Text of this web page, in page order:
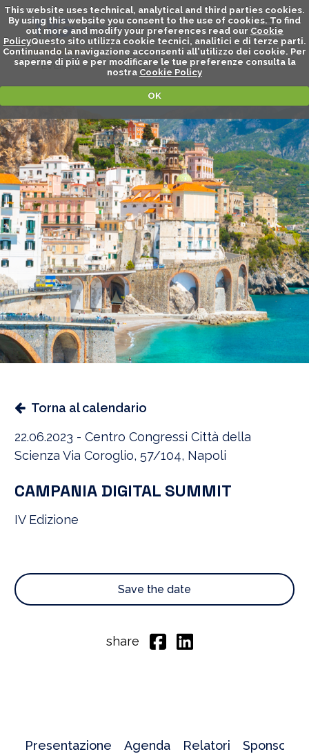
This website uses technical, analytical and third parties cookies.
By using this website you consent to the use of cookies. To find
out more and modify your preferences read our Cookie
PolicyQuesto sito utilizza cookie tecnici, analitici e di terze parti.
Continuando la navigazione acconsenti all'utilizzo dei cookie. Per
saperne di piú e per modificare le tue preferenze consulta la
nostra Cookie Policy
OK
EVENTS
Torna al calendario
22.06.2023 - Centro Congressi Città della
Scienza Via Coroglio, 57/104, Napoli
CAMPANIA DIGITAL SUMMIT
IV Edizione
Save the date
share
Presentazione Agenda Relatori Sponsor